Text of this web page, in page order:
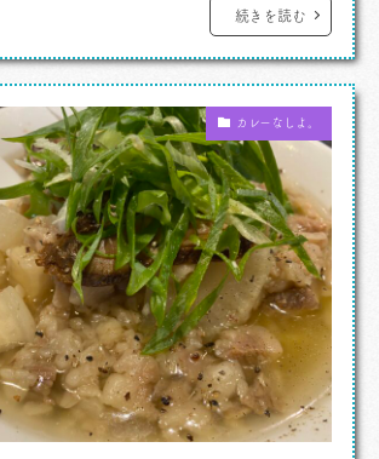
移動を多くしています。それもこれ
対策の一環。取材でいろいろなお
リスクを減らさねばと心がけて
続きを読む
カレーなしよ。